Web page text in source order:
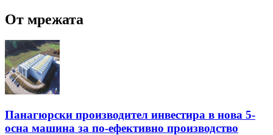
От мрежата
Панагюрски производител инвестира в нова 5-
осна машина за по-ефективно производство